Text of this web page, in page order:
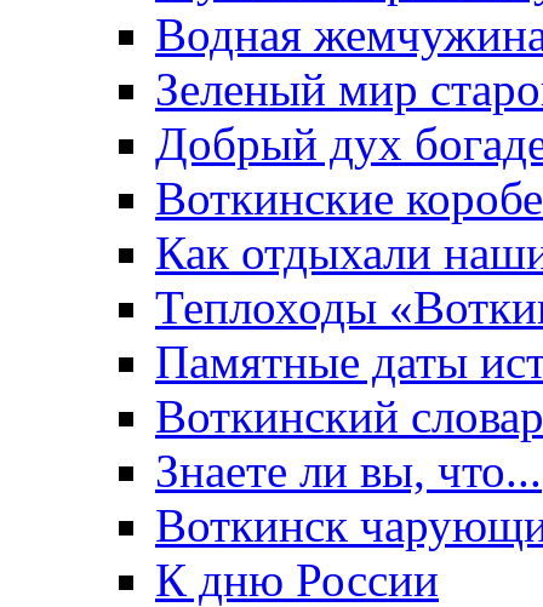
Водная
Зеленый мир
Добрый дух
Воткинские
Как отдыхали
Теплоходы
Памятные даты
Воткинский
Знаете ли вы, что...
Воткинск
К дню России